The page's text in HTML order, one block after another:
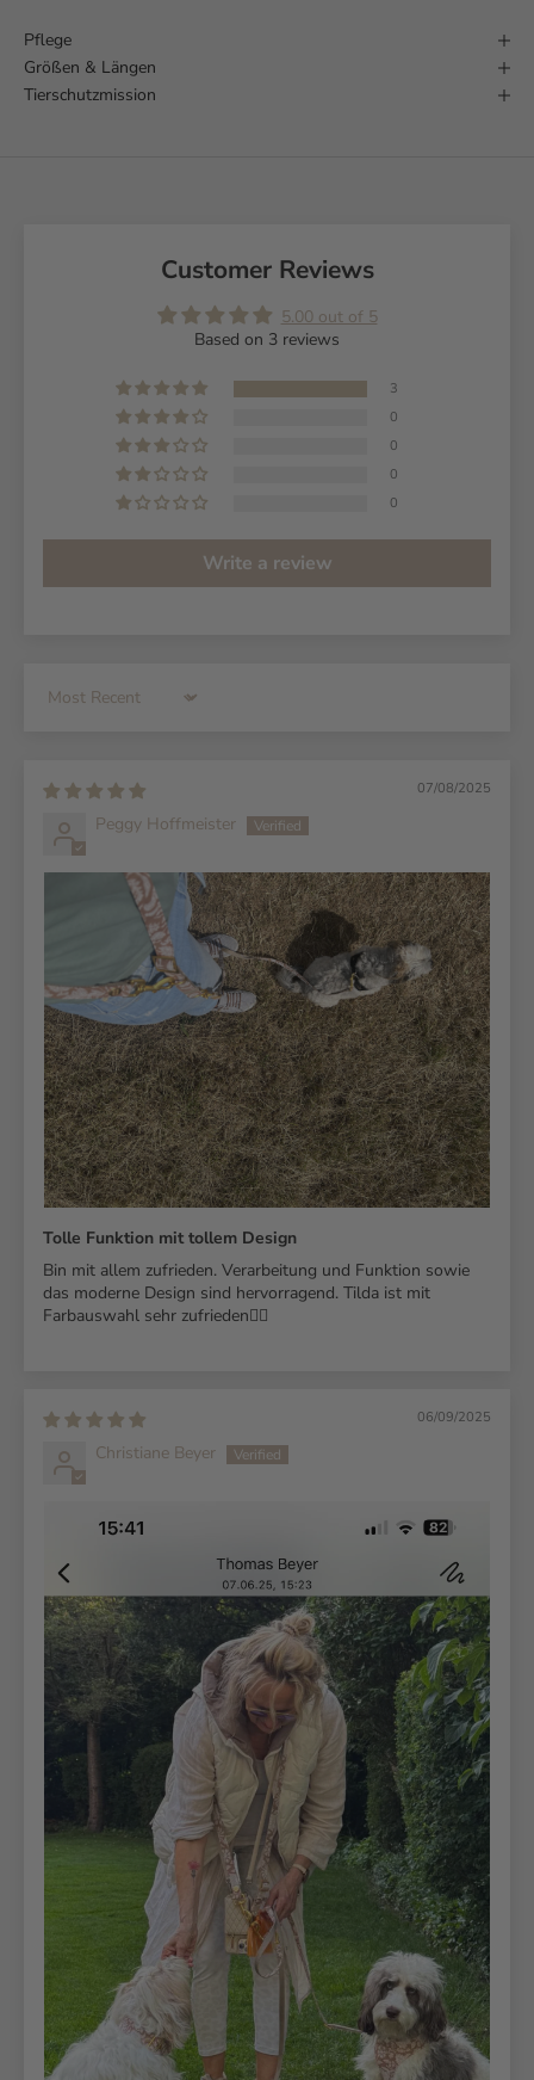
Pflege
Größen & Längen
Tierschutzmission
Customer Reviews
5.00 out of 5
Based on 3 reviews
3
0
0
0
0
Write a review
Sort by
07/08/2025
Peggy Hoffmeister
Tolle Funktion mit tollem Design
Bin mit allem zufrieden. Verarbeitung und Funktion sowie
das moderne Design sind hervorragend. Tilda ist mit
Farbauswahl sehr zufrieden👍🏻
06/09/2025
Christiane Beyer